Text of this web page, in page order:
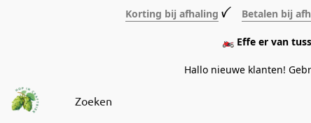
Korting bij afhaling ꪜ Betalen bij
🏍️ Effe er van
Hallo nieuwe klanten!